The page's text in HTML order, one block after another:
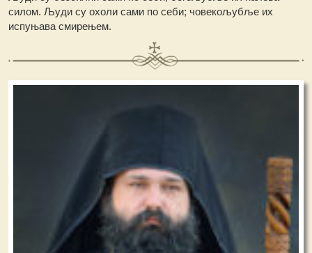
силом. Људи су охоли сами по себи; човекољубље их
испуњава смирењем.